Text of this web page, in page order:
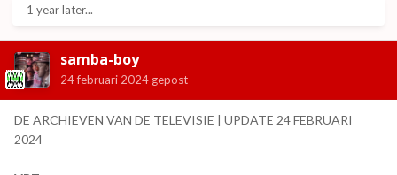
1 year later...
samba-boy
24 februari 2024 gepost
DE ARCHIEVEN VAN DE TELEVISIE | UPDATE 24 FEBRUARI
2024